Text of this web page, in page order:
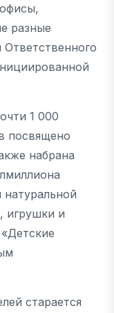
разные
1 000
посвящено
набрана
игрушки и
старается